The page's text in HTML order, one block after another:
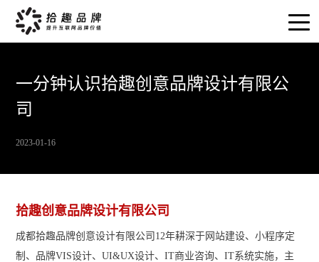
一分钟认识拾趣创意品牌设计有限公
司
2023-01-16
拾趣创意品牌设计有限公司
成都拾趣品牌创意设计有限公司12年耕深于网站建设、小程序定
制、品牌VIS设计、UI&UX设计、IT商业咨询、IT系统实施，主